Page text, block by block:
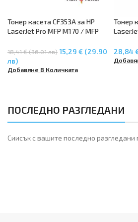
Тонер касета CF353A за HP
LaserJet Pro MFP M170 / MFP
Magenta
18,41 € (36.01 лв)15,29 € (29.90
лв)
Добавяне В Количката
Тонер
Q6003A
28,84
ПОСЛЕДНО РАЗГЛЕДАНИ
Сиисък с вашите последно разгледани